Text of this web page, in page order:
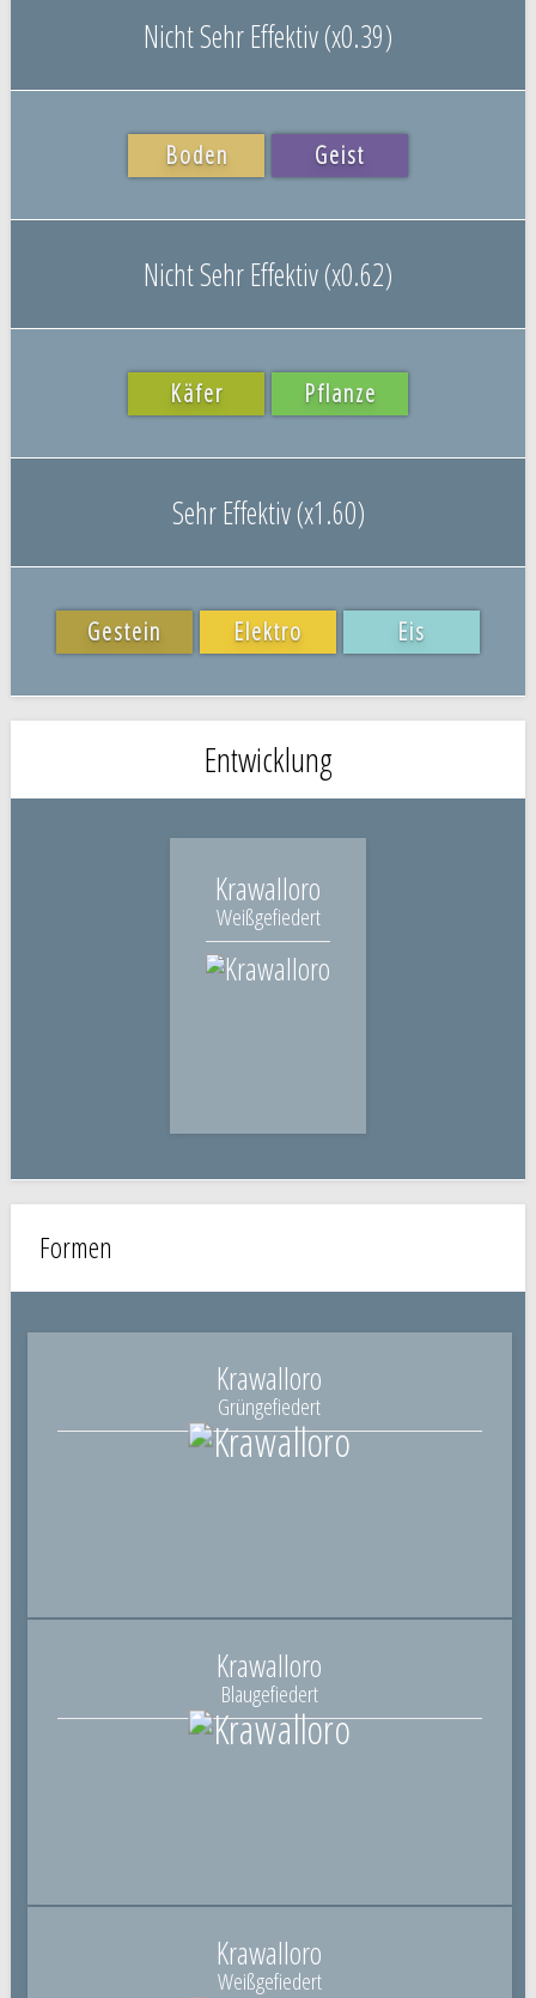
Nicht Sehr Effektiv (x0.39)
Boden Geist
Nicht Sehr Effektiv (x0.62)
Käfer Pflanze
Sehr Effektiv (x1.60)
Gestein Elektro Eis
Entwicklung
Krawalloro
Weißgefiedert
Formen
Krawalloro
Grüngefiedert
Krawalloro
Blaugefiedert
Krawalloro
Weißgefiedert